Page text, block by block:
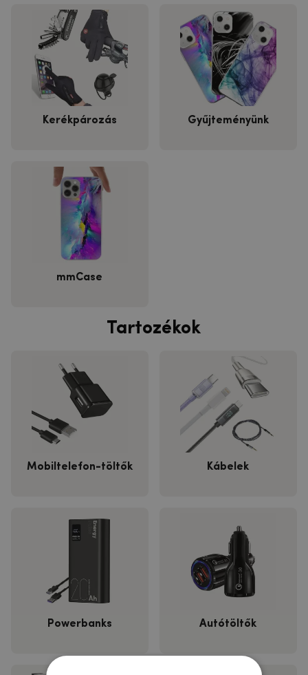
Kerékpározás Gyűjteményünk
mmCase
Tartozékok
Mobiltelefon-töltők Kábelek
Powerbanks Autótöltők